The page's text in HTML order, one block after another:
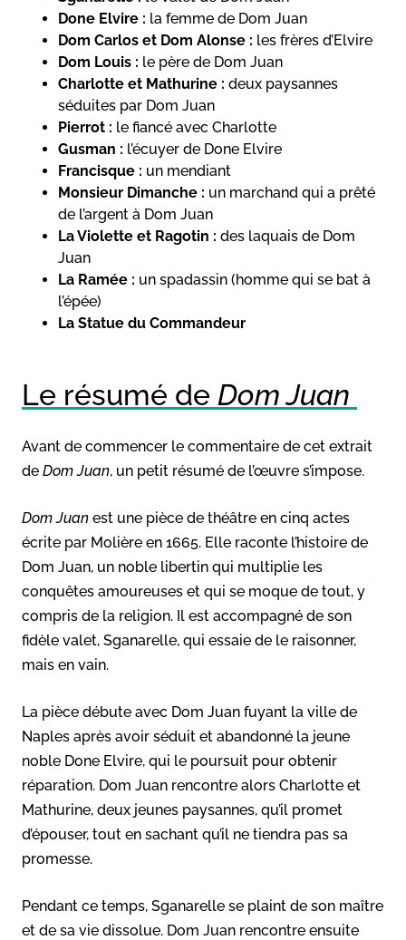
Done Elvire : la femme de Dom Juan
Dom Carlos et Dom Alonse : les frères d’Elvire
Dom Louis : le père de Dom Juan
Charlotte et Mathurine : deux paysannes
séduites par Dom Juan
Pierrot : le fiancé avec Charlotte
Gusman : l’écuyer de Done Elvire
Francisque : un mendiant
Monsieur Dimanche : un marchand qui a prêté
de l’argent à Dom Juan
La Violette et Ragotin : des laquais de Dom
Juan
La Ramée : un spadassin (homme qui se bat à
l’épée)
La Statue du Commandeur
Le résumé de Dom Juan
Avant de commencer le commentaire de cet extrait
de Dom Juan, un petit résumé de l’œuvre s’impose.
Dom Juan est une pièce de théâtre en cinq actes
écrite par Molière en 1665. Elle raconte l’histoire de
Dom Juan, un noble libertin qui multiplie les
conquêtes amoureuses et qui se moque de tout, y
compris de la religion. Il est accompagné de son
fidèle valet, Sganarelle, qui essaie de le raisonner,
mais en vain.
La pièce débute avec Dom Juan fuyant la ville de
Naples après avoir séduit et abandonné la jeune
noble Done Elvire, qui le poursuit pour obtenir
réparation. Dom Juan rencontre alors Charlotte et
Mathurine, deux jeunes paysannes, qu’il promet
d’épouser, tout en sachant qu’il ne tiendra pas sa
promesse.
Pendant ce temps, Sganarelle se plaint de son maître
et de sa vie dissolue. Dom Juan rencontre ensuite